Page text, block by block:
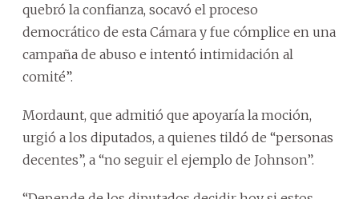
quebró la confianza, socavó el proceso
democrático de esta Cámara y fue cómplice en una
campaña de abuso e intentó intimidación al
comité”.
Mordaunt, que admitió que apoyaría la moción,
urgió a los diputados, a quienes tildó de “personas
decentes”, a “no seguir el ejemplo de Johnson”.